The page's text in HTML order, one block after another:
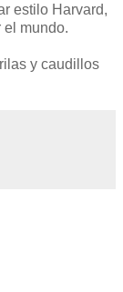
estilo Harvard,
el mundo.
y caudillos